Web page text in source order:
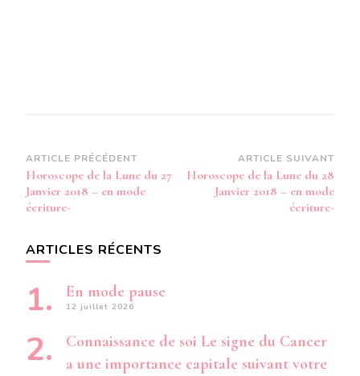
Navigation
d’article
ARTICLE PRÉCÉDENT
Horoscope de la Lune du 27
Janvier 2018 – en mode
écriture-
ARTICLE SUIVANT
Horoscope de la Lune du 28
Janvier 2018 – en mode
écriture-
ARTICLES RÉCENTS
En mode pause
12 juillet 2026
Connaissance de soi Le signe du Cancer
a une importance capitale suivant votre